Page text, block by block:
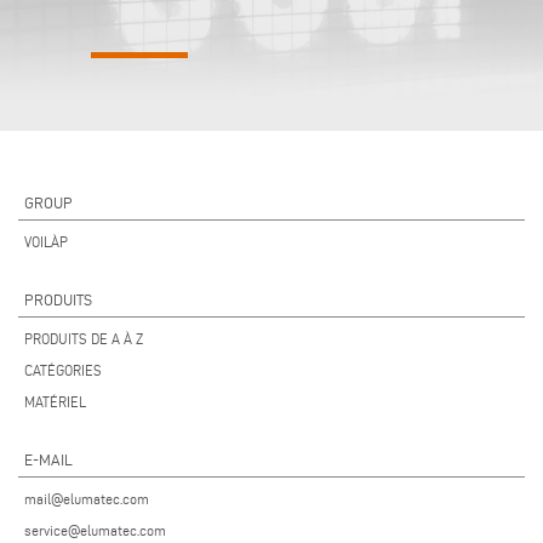
GROUP
VOILÀP
PRODUITS
PRODUITS DE A À Z
CATÉGORIES
MATÉRIEL
E-MAIL
mail@elumatec.com
service@elumatec.com